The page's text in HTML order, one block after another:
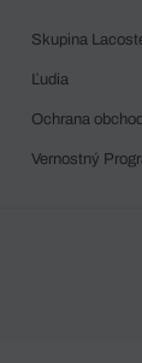
Skupina
Ľudia
Ochrana
Vernostný